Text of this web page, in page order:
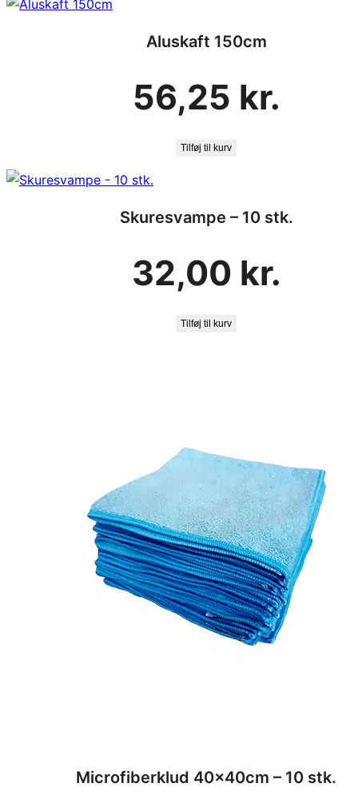
Aluskaft 150cm
56,25 kr.
Tilføj til kurv
Skuresvampe – 10 stk.
32,00 kr.
Tilføj til kurv
Microfiberklud 40x40cm – 10 stk.